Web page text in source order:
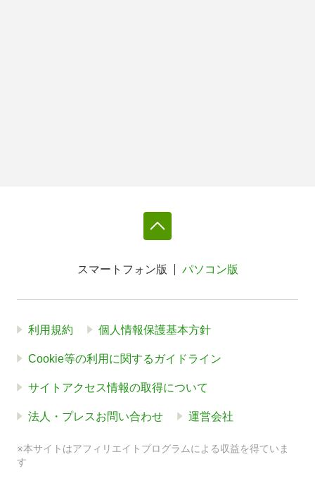
スマートフォン版 パソコン版
利用規約 個人情報保護基本方針
Cookie等の利用に関するガイドライン
サイトアクセス情報の取得について
法人・プレスお問い合わせ 運営会社
※本サイトはアフィリエイトプログラムによる収益を得ていま
す